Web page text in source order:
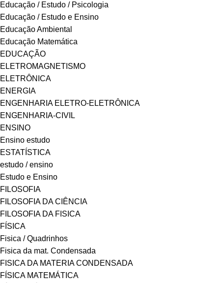
Educação / Estudo / Psicologia
Educação / Estudo e Ensino
Educação Ambiental
Educação Matemática
EDUCAÇÃO
ELETROMAGNETISMO
ELETRÔNICA
ENERGIA
ENGENHARIA ELETRO-ELETRÔNICA
ENGENHARIA-CIVIL
ENSINO
Ensino estudo
ESTATÍSTICA
estudo / ensino
Estudo e Ensino
FILOSOFIA
FILOSOFIA DA CIÊNCIA
FILOSOFIA DA FISICA
FÍSICA
Fisica / Quadrinhos
Fisica da mat. Condensada
FISICA DA MATERIA CONDENSADA
FÍSICA MATEMÁTICA